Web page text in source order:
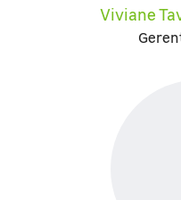
Viviane